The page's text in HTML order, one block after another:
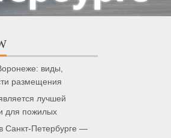
виды,
размещения
лучшей
для пожилых
Санкт-Петербурге —